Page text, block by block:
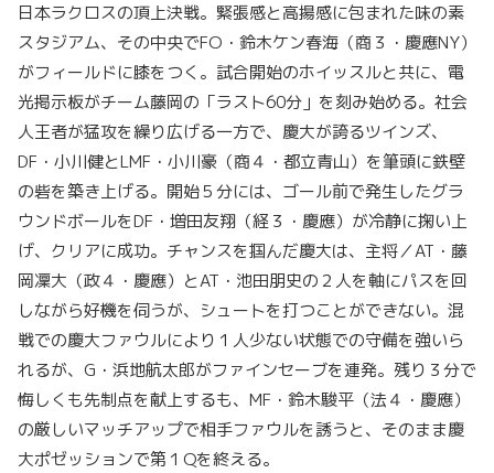
日本ラクロスの頂上決戦。緊張感と高揚感に包まれた味の素
スタジアム、その中央でFO・鈴木ケン春海（商３・慶應NY）
がフィールドに膝をつく。試合開始のホイッスルと共に、電
光掲示板がチーム藤岡の「ラスト60分」を刻み始める。社会
人王者が猛攻を繰り広げる一方で、慶大が誇るツインズ、
DF・小川健とLMF・小川豪（商４・都立青山）を筆頭に鉄壁
の砦を築き上げる。開始５分には、ゴール前で発生したグラ
ウンドボールをDF・増田友翔（経３・慶應）が冷静に掬い上
げ、クリアに成功。チャンスを掴んだ慶大は、主将／AT・藤
岡凜大（政４・慶應）とAT・池田朋史の２人を軸にパスを回
しながら好機を伺うが、シュートを打つことができない。混
戦での慶大ファウルにより１人少ない状態での守備を強いら
れるが、G・浜地航太郎がファインセーブを連発。残り３分で
悔しくも先制点を献上するも、MF・鈴木駿平（法４・慶應）
の厳しいマッチアップで相手ファウルを誘うと、そのまま慶
大ポゼッションで第１Qを終える。